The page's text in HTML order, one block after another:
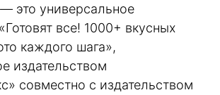
это универсальное
все! 1000+ вкусных
каждого шага»,
издательством
совместно с издательством